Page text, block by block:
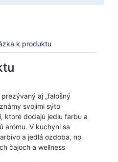
k produktu
aj „falošný
svojimi sýto
ktoré dodajú jedlu farbu a
arómu. V kuchyni sa
a jedlá ozdoba, no
čajoch a wellness